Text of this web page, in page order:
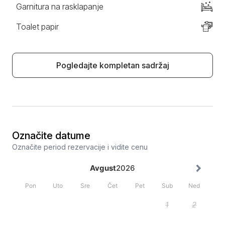
Garnitura na rasklapanje
Toalet papir
Pogledajte kompletan sadržaj
Označite datume
Označite period rezervacije i vidite cenu